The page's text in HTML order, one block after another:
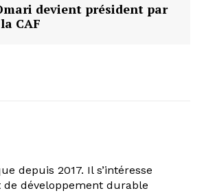
devient président par
CAF
depuis 2017. Il s’intéresse
développement durable